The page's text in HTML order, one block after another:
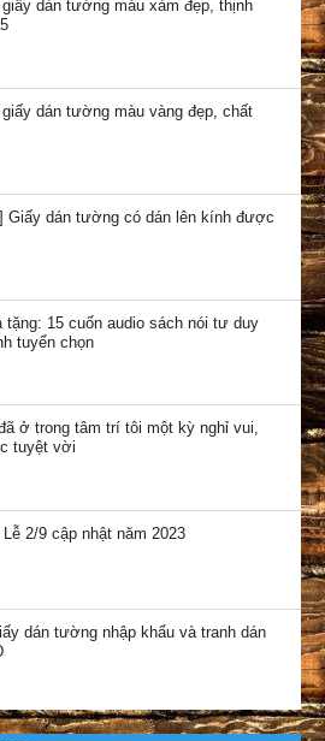
dán tường màu xám đẹp, thịnh
giấy dán tường màu vàng đẹp, chất
Giấy dán tường có dán lên kính được
tặng: 15 cuốn audio sách nói tư duy
tuyển chọn
ở trong tâm trí tôi một kỳ nghỉ vui,
tuyệt vời
Lễ 2/9 cập nhật năm 2023
dán tường nhập khẩu và tranh dán